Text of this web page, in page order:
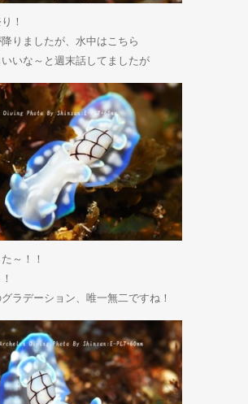
！
りましたが、水中はこちら
いな～と週末話してましたが
～！！
ラデーション、唯一無二ですね！